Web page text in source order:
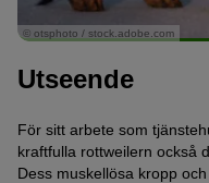
© otsphoto / stock.adobe.com
Utseende
För sitt arbete som
kraftfulla rottweilern också
Dess muskellösa kropp